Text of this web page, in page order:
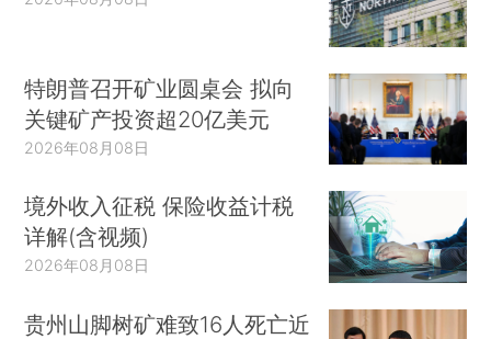
特朗普召开矿业圆桌会 拟向
关键矿产投资超20亿美元
2026年08月08日
境外收入征税 保险收益计税
详解(含视频)
2026年08月08日
贵州山脚树矿难致16人死亡近